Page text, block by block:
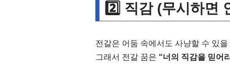
2️⃣ 직감 (무시하면
전갈은 어둠 속에서도 사냥할 수 있
그래서 전갈 꿈은 “너의 직감을 믿어